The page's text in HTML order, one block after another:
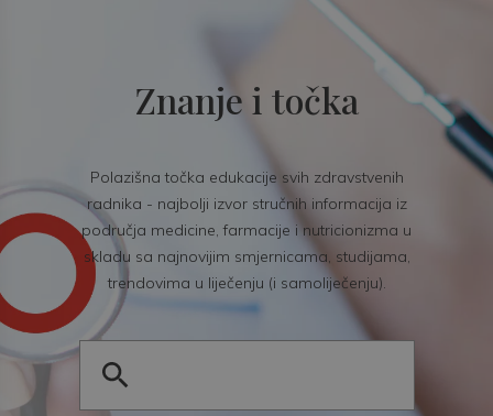
Znanje i točka
Polazišna točka edukacije svih zdravstvenih
radnika - najbolji izvor stručnih informacija iz
područja medicine, farmacije i nutricionizma u
skladu sa najnovijim smjernicama, studijama,
trendovima u liječenju (i samoliječenju).